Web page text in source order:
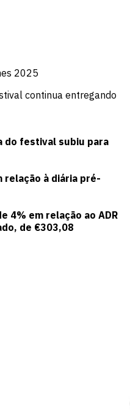
2025
continua entregando
do festival subiu para
relação à diária pré-
4% em relação ao ADR
de €303,08